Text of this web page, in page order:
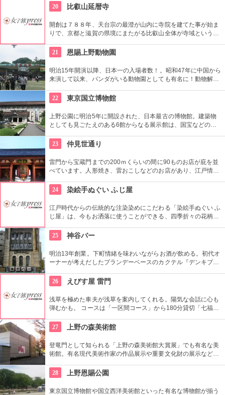
ーはなんと元フランス料理のシェフ。そば好きが高じてそば家
を始めたという特異なそば屋さん。スープは豚骨＋鰹でさっぱ
りした味。
20 比叡山延暦寺
開創は７８８年、天台宗の最澄が山内に寺院を建てた事が始ま
りで、京都と滋賀の県境にまたがる比叡山全体が寺域という広
比叡山延暦寺と呼び、世界文化遺産に登録されています。歴史
や自然を感じながらケーブルカーでの堂塔巡りや修行体験な
ど、様々な視点で楽しむ事が出来ます。
21 恩賜上野動物園
明治15年開演以降、日本一の入場者数！。昭和47年に中国から
来演して以来、パンダがいる動物園としても有名に！動物解説
22
東京国立博物館
上野公園に明治5年に開設された、日本最古の博物館。建築物
としても見ごたえのある6館からなる展示館は、国宝などの歴
す。オリジナルグッズを販売するミュージアムショップや食事
もできるカフェなども併設されています。
23 仲見世通り
雷門から宝蔵門までの200ｍくらいの間に90ものお店が庇を並
べています。人形焼き、雷おこしなどのお店があり、江戸情緒
24
染絵手ぬぐい ふじ屋
江戸時代からの伝統的な注染染めにこだわる「染絵手ぬぐい ふ
じ屋」は、今もお洒落に使うことができる、四季折々の花柄や
地の小物も各種扱っています。
25 神谷バー
明治13年創業。下町情緒を味わいながらお酒が飲める。初代オ
ーナーが考えだしたブランデーベースのカクテル『デンキブラ
がいい。浅草を観光した際には是非立ち寄りたい。
26 えびす屋 雷門
浅草を極めた車夫が浅草を案内してくれる。陽気な会話に心も
弾むかも。 コースは「一区間コース」から180分貸切「七福神
好評だとか。
27 上野の森美術館
登竜門として知られる「上野の森美術館大賞展」でも有名な美
術館。有名現代美術作家の作品展示や重要文化財の展示など、
休めるのもいかが？
28 上野恩賜公園
東京国立博物館や国立西洋美術館といった有名な博物館が揃う